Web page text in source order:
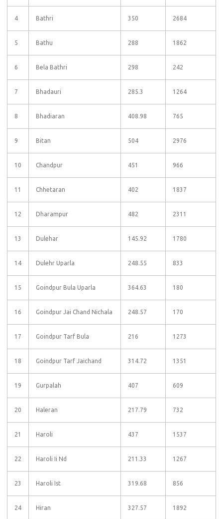
4 Bathri 350 2684
5 Bathu 288 1862
6 Bela Bathri 298 242
7 Bhadauri 285.3 1264
8 Bhadiaran 408.98 765
9 Bitan 504 2976
10 Chandpur 451 966
11 Chhetaran 402 1837
12 Dharampur 482 2311
13 Dulehar 145.92 1780
14 Dulehr Uparla 248.55 833
15 Goindpur Bula Uparla 364.63 180
16 Goindpur Jai Chand Nichala 248.57 170
17 Goindpur Tarf Bula 216 1273
18 Goindpur Tarf Jaichand 314.72 1351
19 Gurpalah 407 609
20 Haleran 217.79 732
21 Haroli 437 1537
22 Haroli Ii Nd 211.33 1267
23 Haroli Ist 319.68 856
24 Hiran 327.57 1892